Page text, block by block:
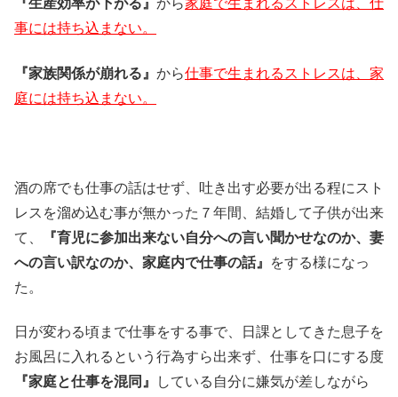
『生産効率が下がる』 から家庭で生まれるストレスは、仕
事には持ち込まない。
『家族関係が崩れる』 から仕事で生まれるストレスは、家
庭には持ち込まない。
酒の席でも仕事の話はせず、吐き出す必要が出る程にスト
レスを溜め込む事が無かった７年間、結婚して子供が出来
て、
『育児に参加出来ない自分への言い聞かせなのか、妻
への言い訳なのか、家庭内で仕事の話』
をする様になっ
た。
日が変わる頃まで仕事をする事で、日課としてきた息子を
お風呂に入れるという行為すら出来ず、仕事を口にする度
『家庭と仕事を混同』
している自分に嫌気が差しながら